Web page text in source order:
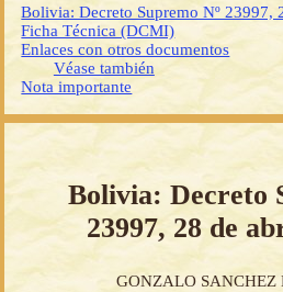
Bolivia: Decreto Supremo Nº 23997,
Ficha Técnica (DCMI)
Enlaces con otros documentos
Véase también
Nota importante
Bolivia: Decreto
23997, 28 de
GONZALO SANCHEZ